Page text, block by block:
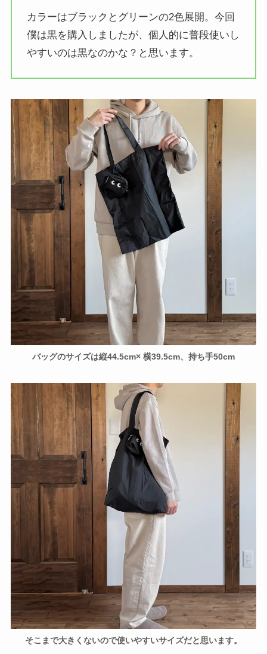
カラーはブラックとグリーンの2色展開。今回
僕は黒を購入しましたが、個人的に普段使いし
やすいのは黒なのかな？と思います。
バッグのサイズは縦44.5cm× 横39.5cm、持ち手50cm
そこまで大きくないので使いやすいサイズだと思います。